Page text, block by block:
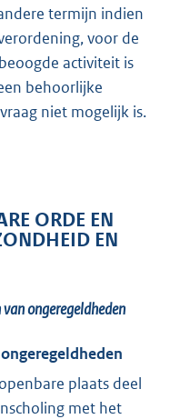
termijn indien
voor de
activiteit is
behoorlijke
niet mogelijk is.
ORDE EN
EN
ongeregeldheden
plaats deel
met het